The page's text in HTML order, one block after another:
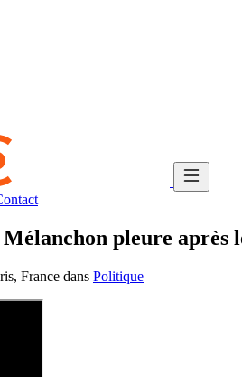
pleure après
France dans Politique